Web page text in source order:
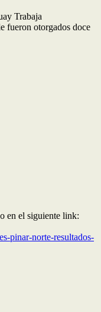
Trabaja
fueron otorgados doce
en el siguiente link:
pinar-norte-resultados-